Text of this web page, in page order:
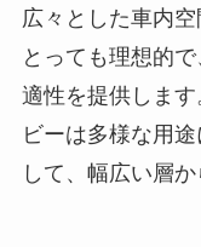
広々とした車内
とっても理想的
適性を提供しま
ビーは多様な用
して、幅広い層